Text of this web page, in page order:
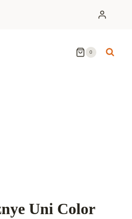
0
Uni Color